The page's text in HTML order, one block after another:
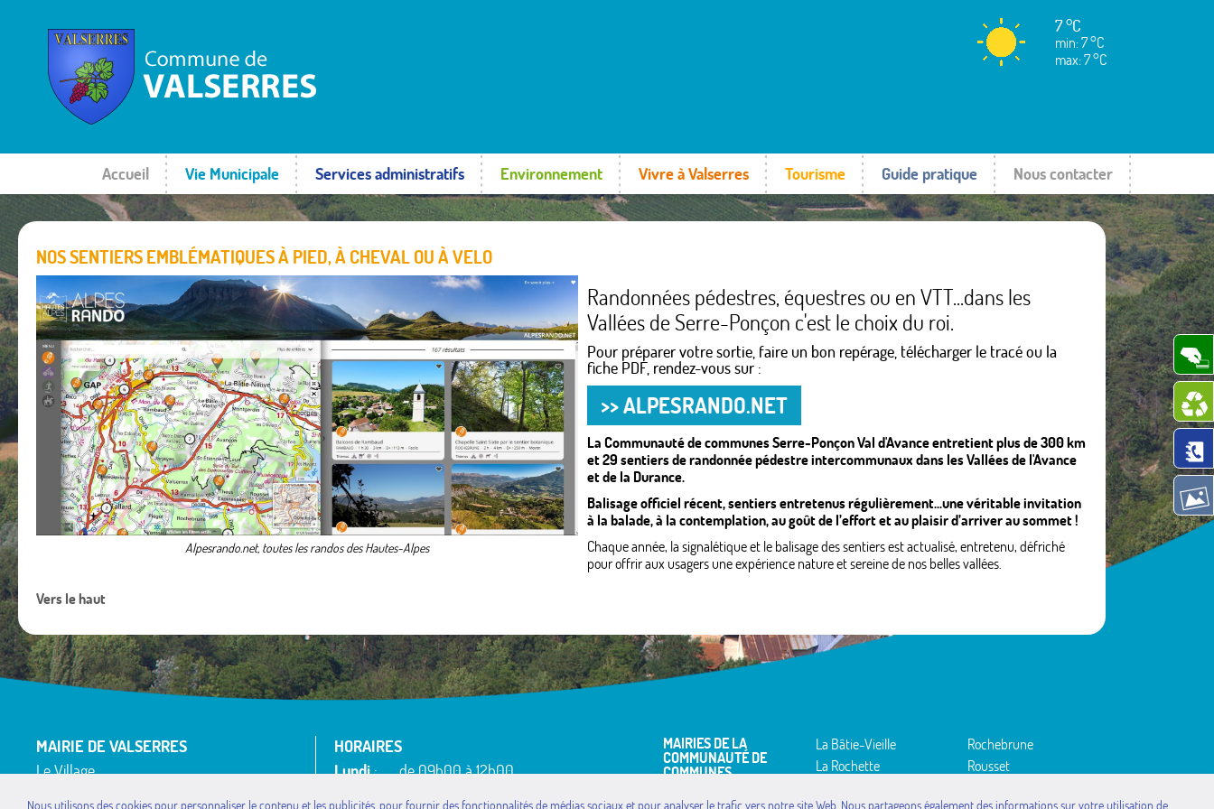
7 °C
min: 7 °C
max: 7 °C
Accueil Vie Municipale Services administratifs Environnement Vivre à Valserres Tourisme Guide pratique Nous contacter
NOS SENTIERS EMBLÉMATIQUES À PIED, À CHEVAL OU À VELO
Alpesrando.net, toutes les randos des Hautes-Alpes
Randonnées pédestres, équestres ou en VTT...dans les
Vallées de Serre-Ponçon c'est le choix du roi.
Pour préparer votre sortie, faire un bon repérage, télécharger le tracé ou la
fiche PDF, rendez-vous sur :
>> ALPESRANDO.NET
La Communauté de communes Serre-Ponçon Val d'Avance entretient plus de 300 km
et 29 sentiers de randonnée pédestre intercommunaux dans les Vallées de l'Avance
et de la Durance.
Balisage officiel récent, sentiers entretenus régulièrement...une véritable invitation
à la balade, à la contemplation, au goût de l’effort et au plaisir d’arriver au sommet !
Chaque année, la signalétique et le balisage des sentiers est actualisé, entretenu, défriché
pour offrir aux usagers une expérience nature et sereine de nos belles vallées.
Vers le haut
MAIRIE DE VALSERRES
Le Village
HORAIRES
Lundi: de 09h00 à 12h00
MAIRIES DE LA
COMMUNAUTÉ DE
COMMUNES
La Bâtie-Vieille
La Rochette
Rochebrune
Rousset
Nous utilisons des cookies pour personnaliser le contenu et les publicités, pour fournir des fonctionnalités de médias sociaux et pour analyser le trafic vers notre site Web. Nous partageons également des informations sur votre utilisation de